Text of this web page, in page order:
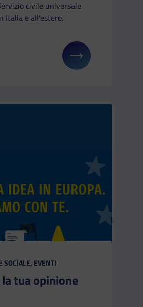
civile universale
Italia e all’estero.
ad avere maggiori dettagli su:
SOCIALE, EVENTI
tua opinione